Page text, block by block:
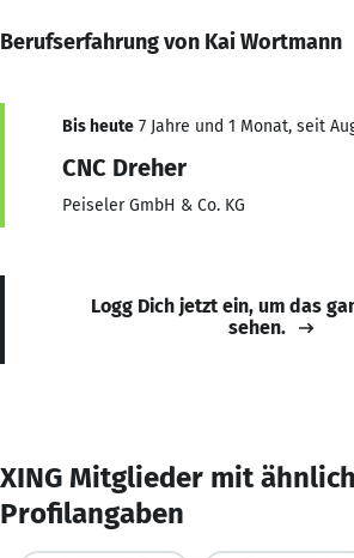
Berufserfahrung von Kai Wortmann
Bis heute 7 Jahre und 1 Monat, seit
CNC Dreher
Peiseler GmbH & Co. KG
Logg Dich jetzt ein, um das
sehen.
XING Mitglieder mit
Profilangaben